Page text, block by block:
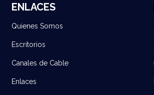
ENLACES
Quienes Somos
Escritorios
Canales de Cable
Enlaces